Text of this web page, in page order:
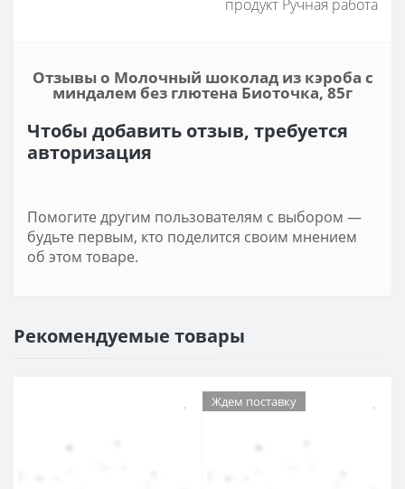
продукт Ручная работа
Отзывы о Молочный шоколад из кэроба с
миндалем без глютена Биоточка, 85г
Чтобы добавить отзыв, требуется
авторизация
Помогите другим пользователям с выбором —
будьте первым, кто поделится своим мнением
об этом товаре.
Рекомендуемые товары
Ждем поставку